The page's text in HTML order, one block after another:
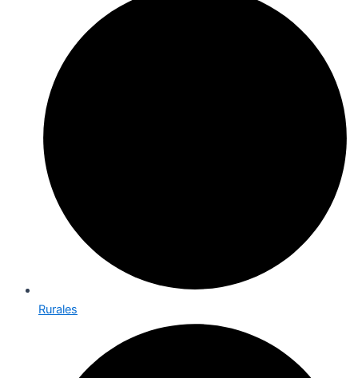
Rurales